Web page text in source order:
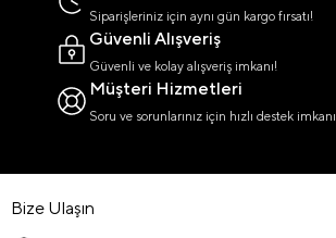
Siparişleriniz için aynı gün kargo fırsatı!
Güvenli Alışveriş
Güvenli ve kolay alışveriş imkanı!
Müşteri Hizmetleri
Soru ve sorunlarınız için hızlı destek imkanı.
Bize Ulaşın